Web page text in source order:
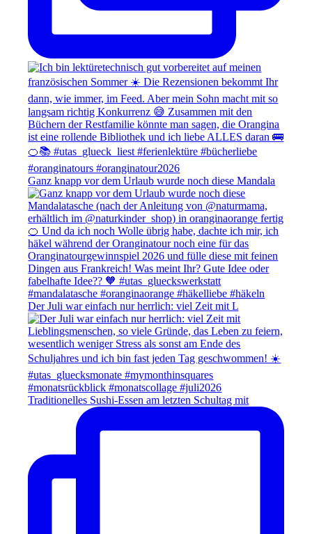
Ganz knapp vor dem Urlaub wurde noch diese Mandala
Der Juli war einfach nur herrlich: viel Zeit mit L
Traditionelles Sushi-Essen am letzten Schultag mit